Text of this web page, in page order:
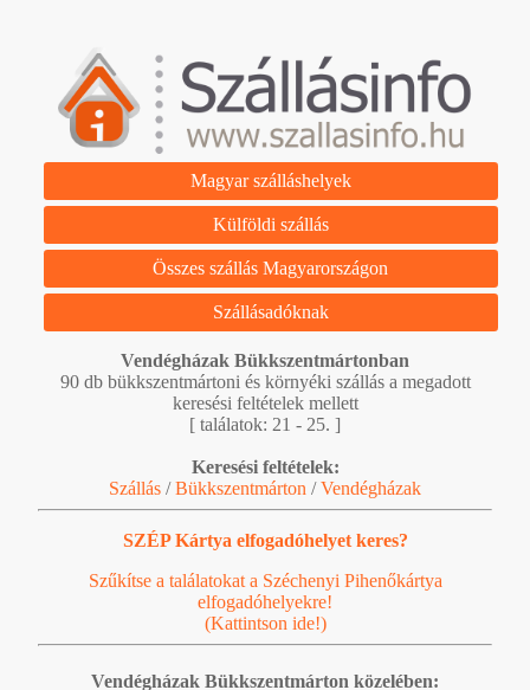
Magyar szálláshelyek
Külföldi szállás
Összes szállás Magyarországon
Szállásadóknak
Vendégházak Bükkszentmártonban
90 db bükkszentmártoni és környéki szállás a megadott
keresési feltételek mellett
[ találatok: 21 - 25. ]
Keresési feltételek:
Szállás /Bükkszentmárton /Vendégházak
SZÉP Kártya elfogadóhelyet keres?
Szűkítse a találatokat a Széchenyi Pihenőkártya
elfogadóhelyekre!
(Kattintson ide!)
Vendégházak Bükkszentmárton közelében: